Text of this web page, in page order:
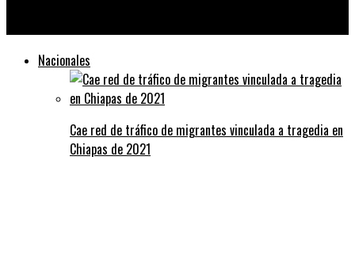
Nacionales
Cae red de tráfico de migrantes vinculada a tragedia en
Chiapas de 2021